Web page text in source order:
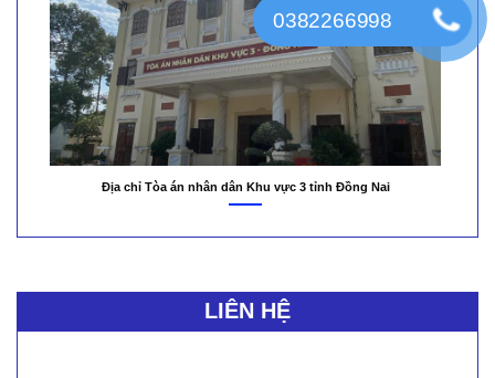
Địa chỉ Tòa án nhân dân Khu vực 3 tỉnh Đồng Nai
LIÊN HỆ
0382266998